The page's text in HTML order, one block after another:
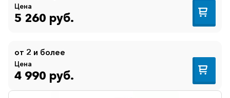
Цена
5 260 руб.
от 2 и более
Цена
4 990 руб.